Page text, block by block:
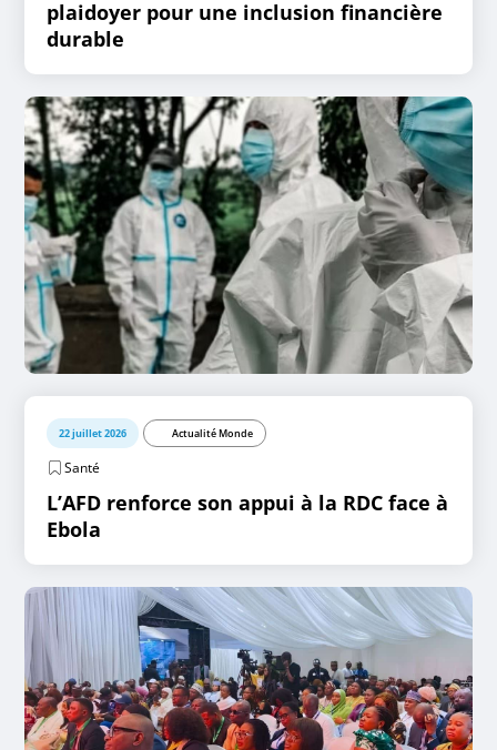
plaidoyer pour une inclusion financière
durable
22 juillet 2026 Actualité Monde
Santé
L’AFD renforce son appui à la RDC face à
Ebola